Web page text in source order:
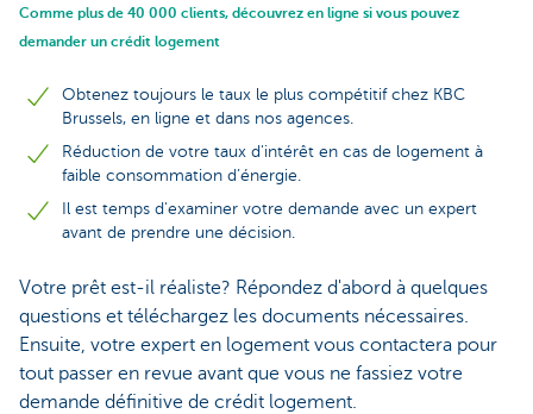
Comme plus de 40 000 clients, découvrez en ligne si vous pouvez
demander un crédit logement
Obtenez toujours le taux le plus compétitif chez KBC
Brussels, en ligne et dans nos agences.
Réduction de votre taux d'intérêt en cas de logement à
faible consommation d’énergie.
Il est temps d'examiner votre demande avec un expert
avant de prendre une décision.
Votre prêt est-il réaliste? Répondez d'abord à quelques
questions et téléchargez les documents nécessaires.
Ensuite, votre expert en logement vous contactera pour
tout passer en revue avant que vous ne fassiez votre
demande définitive de crédit logement.